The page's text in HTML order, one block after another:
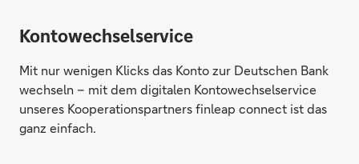
Kontowechselservice
Mit nur wenigen Klicks das Konto zur Deutschen Bank
wechseln – mit dem digitalen Kontowechselservice
unseres Kooperationspartners finleap connect ist das
ganz einfach.